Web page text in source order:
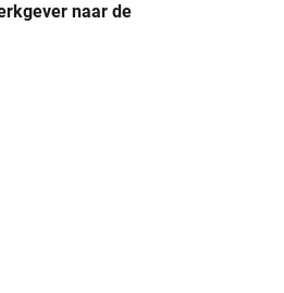
naar de